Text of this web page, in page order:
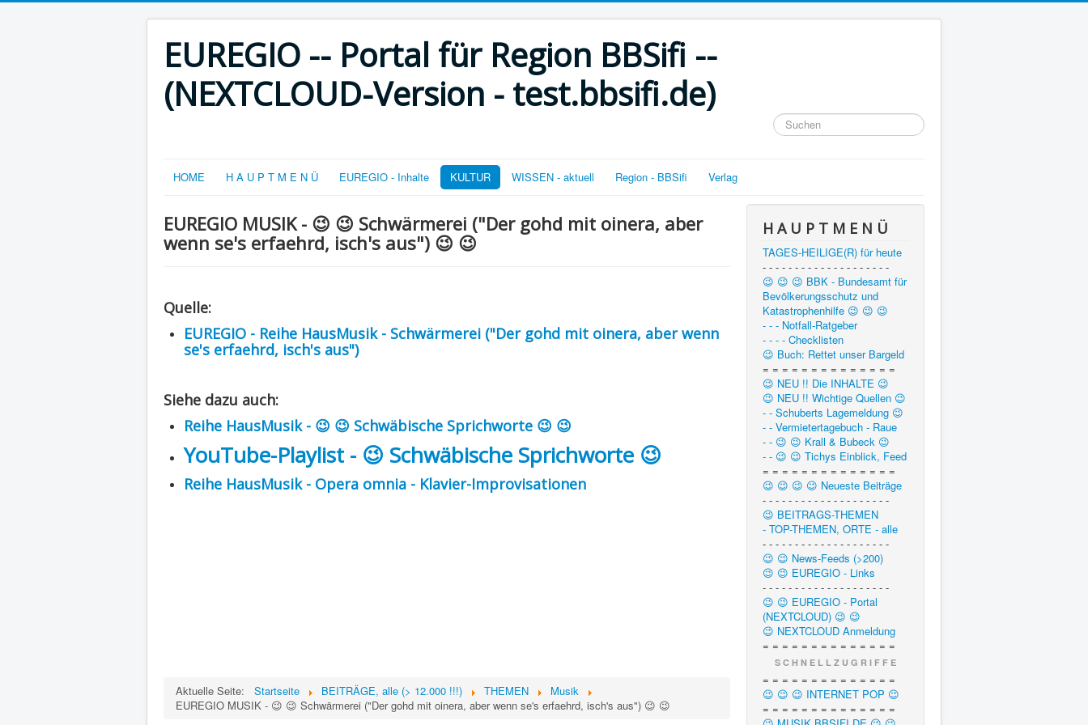
EUREGIO -- Portal für Region BBSifi --
(NEXTCLOUD-Version - test.bbsifi.de)
Suchen
...
HOME H A U P T M E N Ü EUREGIO - Inhalte KULTUR WISSEN - aktuell Region - BBSifi Verlag
EUREGIO MUSIK - 😉 😉 Schwärmerei ("Der gohd mit oinera, aber
wenn se's erfaehrd, isch's aus") 😉 😉
Quelle:
EUREGIO - Reihe HausMusik - Schwärmerei ("Der gohd mit oinera, aber wenn
se's erfaehrd, isch's aus")
Siehe dazu auch:
Reihe HausMusik - 😉 😉 Schwäbische Sprichworte 😉 😉
YouTube-Playlist - 😉 Schwäbische Sprichworte 😉
Reihe HausMusik - Opera omnia - Klavier-Improvisationen
Aktuelle Seite: Startseite BEITRÄGE, alle (> 12.000 !!!) THEMEN
Musik
EUREGIO MUSIK - 😉 😉 Schwärmerei ("Der gohd mit oinera, aber wenn se's erfaehrd, isch's aus") 😉 😉
H A U P T M E N Ü
TAGES-HEILIGE(R) für heute
- - - - - - - - - - - - - - - - - - - -
😉 😉 😉 BBK - Bundesamt für
Bevölkerungsschutz und
Katastrophenhilfe 😉 😉 😉
- - - Notfall-Ratgeber
- - - - Checklisten
😉 Buch: Rettet unser Bargeld
= = = = = = = = = = = = = =
😉 NEU !! Die INHALTE 😉
😉 NEU !! Wichtige Quellen 😉
- - Schuberts Lagemeldung 😉
- - Vermietertagebuch - Raue
- - 😉 😉 Krall & Bubeck 😉
- - 😉 😉 Tichys Einblick, Feed
= = = = = = = = = = = = = =
😉 😉 😉 😉 Neueste Beiträge
- - - - - - - - - - - - - - - - - - - -
😉 BEITRAGS-THEMEN
- TOP-THEMEN, ORTE - alle
- - - - - - - - - - - - - - - - - - - -
😉 😉 News-Feeds (>200)
😉 😉 EUREGIO - Links
- - - - - - - - - - - - - - - - - - - -
😉 😉 EUREGIO - Portal
(NEXTCLOUD) 😉 😉
😉 NEXTCLOUD Anmeldung
= = = = = = = = = = = = = =
S C H N E L L Z U G R I F F E
= = = = = = = = = = = = = =
😉 😉 😉 INTERNET POP 😉
= = = = = = = = = = = = = =